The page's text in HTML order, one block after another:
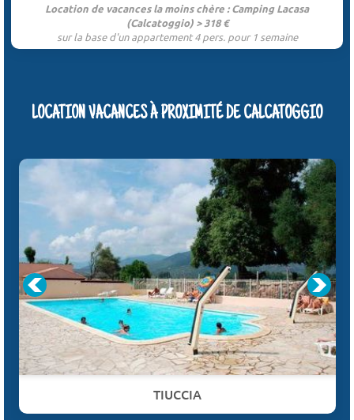
Location de vacances la moins chère : Camping Lacasa
(Calcatoggio) > 318 €
sur la base d'un appartement 4 pers. pour 1 semaine
LOCATION VACANCES À PROXIMITÉ DE CALCATOGGIO
TIUCCIA